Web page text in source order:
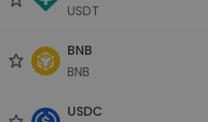
USDT
BNB
BNB
USDC